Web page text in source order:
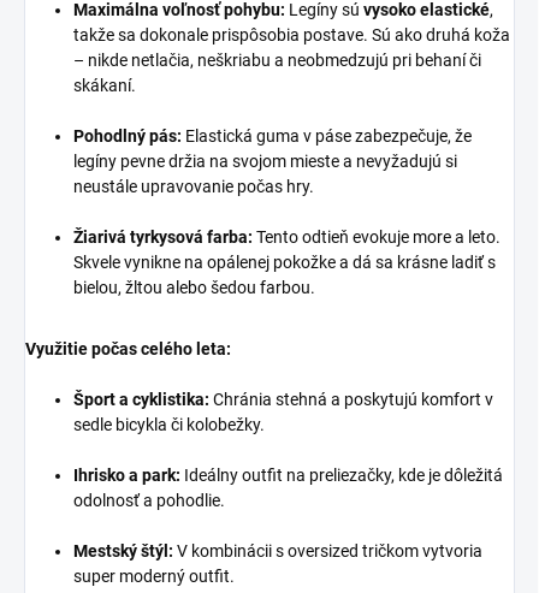
Maximálna voľnosť pohybu: Legíny sú vysoko elastické,
takže sa dokonale prispôsobia postave. Sú ako druhá koža
– nikde netlačia, neškriabu a neobmedzujú pri behaní či
skákaní.
Pohodlný pás: Elastická guma v páse zabezpečuje, že
legíny pevne držia na svojom mieste a nevyžadujú si
neustále upravovanie počas hry.
Žiarivá tyrkysová farba: Tento odtieň evokuje more a leto.
Skvele vynikne na opálenej pokožke a dá sa krásne ladiť s
bielou, žltou alebo šedou farbou.
Využitie počas celého leta:
Šport a cyklistika: Chránia stehná a poskytujú komfort v
sedle bicykla či kolobežky.
Ihrisko a park: Ideálny outfit na preliezačky, kde je dôležitá
odolnosť a pohodlie.
Mestský štýl: V kombinácii s oversized tričkom vytvoria
super moderný outfit.